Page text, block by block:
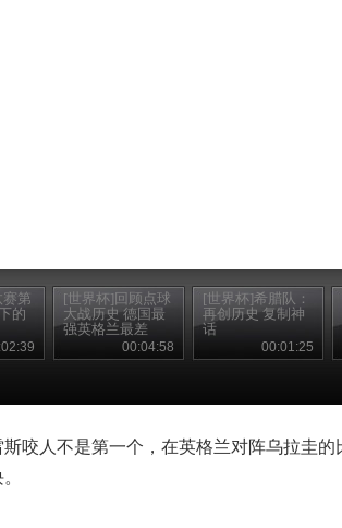
第
的
[世界杯]回顾点球
大战历史 德国最
强英格兰最差
00:04:58
[世界杯]希腊队：
再创历史 复制神
话
00:01:25
咬人不是第一个，在英格兰对阵乌拉圭